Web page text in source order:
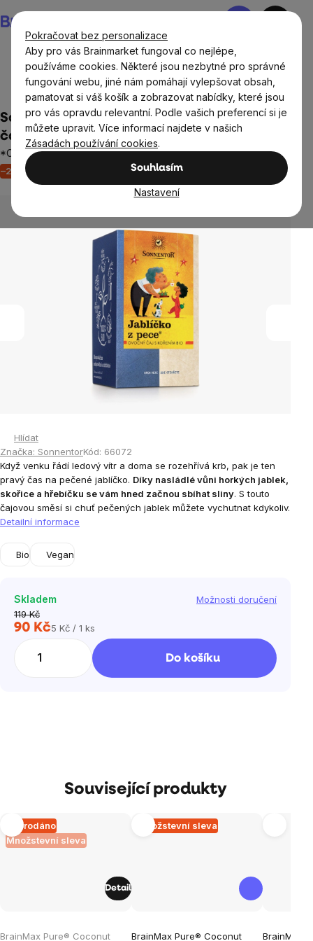
Pokračovat bez personalizace
Aby pro vás Brainmarket fungoval co nejlépe,
používáme cookies. Některé jsou nezbytné pro správné
fungování webu, jiné nám pomáhají vylepšovat obsah,
pamatovat si váš košík a zobrazovat nabídky, které jsou
pro vás opravdu relevantní. Podle vašich preferencí si je
můžete upravit. Více informací najdete v našich
Zásadách používání cookies.
Souhlasím
Nastavení
na
obsah
Nákupní
Potraviny Nápoje Čaje Ovocné čaje
Sonnentor - Jablíčko z pece®, porcovaný
čaj, BIO, 18 ks
*CZ-BIO-002 certifikát
–24 %
hodnocení
je
0,0
hvězdiček.
Neohodnoceno
Hlídat
Značka: SonnentorKód: 66072
Když venku řádí ledový vítr a doma se rozehřívá krb, pak je ten
pravý čas na pečené jablíčko. Díky nasládlé vůni horkých jablek,
skořice a hřebíčku se vám hned začnou sbíhat sliny. S touto
čajovou směsí si chuť pečených jablek můžete vychutnat kdykoliv.
Detailní informace
Bio Vegan
Skladem
Možnosti doručení
119 Kč
90 KčMěrná
5 Kč / 1 ks
Do košíku
Související produkty
Množstevní sleva
Vyprodáno
BrainMax Pure® Coconut
Detail
Množstevní sleva
BrainMax Pure® Coconut
BrainMax